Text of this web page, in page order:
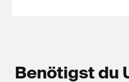
Benötigst du